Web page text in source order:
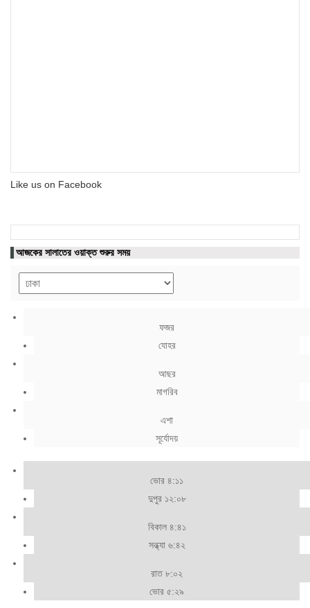
Like us on Facebook
আজকের সালাতের ওয়াক্ত শুরুর সময়
ফজর
যোহর
আছর
মাগরিব
এশা
সূর্যোদয়
ভোর ৪:১১
দুপুর ১২:০৮
বিকাল ৪:৪১
সন্ধ্যা ৬:৪২
রাত ৮:০২
ভোর ৫:২৯